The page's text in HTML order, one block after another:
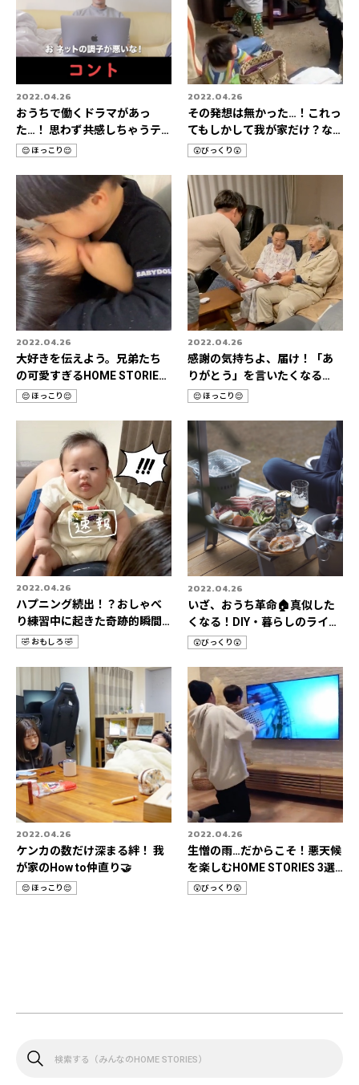
2022.04.26
おうちで働くドラマがあっ
た…！ 思わず共感しちゃうテ
レワーク3選👨‍💻
カ
テ
リ
😌 ほっこり😌
2022.04.26
その発想は無かった…！これっ
てもしかして我が家だけ？な
HOME STORIES 3選🚀
カ
テ
ゴ
リ
😲びっくり😲
2022.04.26
大好きを伝えよう。兄弟たち
の可愛すぎるHOME STORIES
📹
カ
テ
😌 ほっこり😌
2022.04.26
感謝の気持ちよ、届け！「あ
りがとう」を言いたくなる
HOME STORIES 3選
カ
テ
ゴ
リ
😌 ほっこり😌
2022.04.26
ハプニング続出！？おしゃべ
り練習中に起きた奇跡的瞬間3
選📹
カ
テ
リ
🤣 おもしろ 🤣
2022.04.26
いざ、おうち革命🏠真似した
くなる！DIY・暮らしのライフ
ハック📹
カ
テ
ゴ
リ
😲びっくり😲
2022.04.26
ケンカの数だけ深まる絆！ 我
が家のHow to仲直り🤝
カ😌 ほっこり😌
2022.04.26
生憎の雨…だからこそ！悪天候
を楽しむHOME STORIES 3選
📹
カ😲びっくり😲